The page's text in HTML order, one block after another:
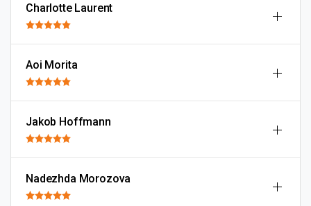
Charlotte Laurent
Aoi Morita
Jakob Hoffmann
Nadezhda Morozova